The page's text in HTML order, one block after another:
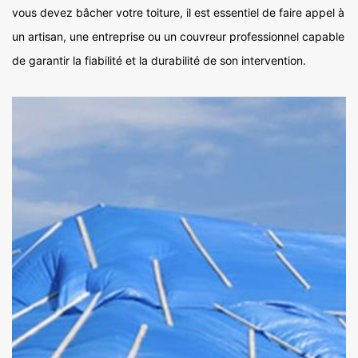
vous devez bâcher votre toiture, il est essentiel de faire appel à
un artisan, une entreprise ou un couvreur professionnel capable
de garantir la fiabilité et la durabilité de son intervention.